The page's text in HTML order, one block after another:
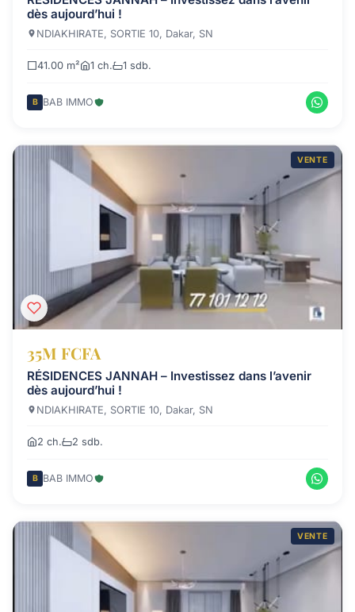
dès aujourd’hui !
NDIAKHIRATE, SORTIE 10, Dakar, SN
41.00 m² 1 ch. 1 sdb.
B BAB IMMO
VENTE
35M FCFA
RÉSIDENCES JANNAH – Investissez dans l’avenir
dès aujourd’hui !
NDIAKHIRATE, SORTIE 10, Dakar, SN
2 ch. 2 sdb.
B BAB IMMO
VENTE